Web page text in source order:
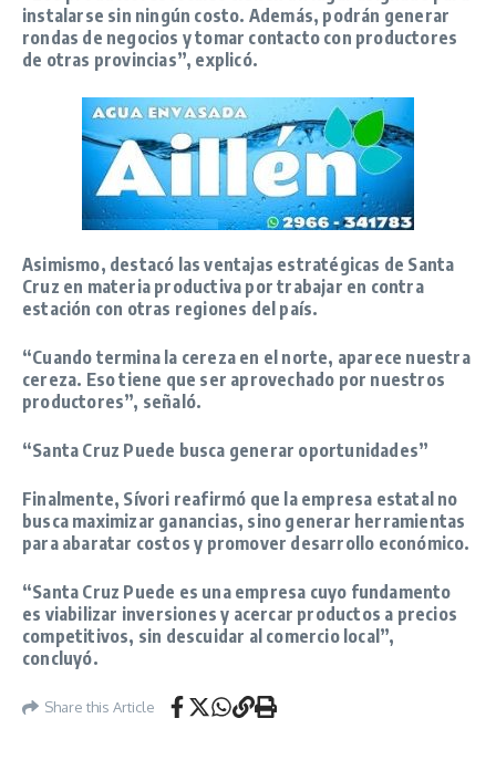
instalarse sin ningún costo. Además, podrán generar
rondas de negocios y tomar contacto con productores
de otras provincias”, explicó.
Asimismo, destacó las ventajas estratégicas de Santa
Cruz en materia productiva por trabajar en contra
estación con otras regiones del país.
“Cuando termina la cereza en el norte, aparece nuestra
cereza. Eso tiene que ser aprovechado por nuestros
productores”, señaló.
“Santa Cruz Puede busca generar oportunidades”
Finalmente, Sívori reafirmó que la empresa estatal no
busca maximizar ganancias, sino generar herramientas
para abaratar costos y promover desarrollo económico.
“Santa Cruz Puede es una empresa cuyo fundamento
es viabilizar inversiones y acercar productos a precios
competitivos, sin descuidar al comercio local”,
concluyó.
Share this Article